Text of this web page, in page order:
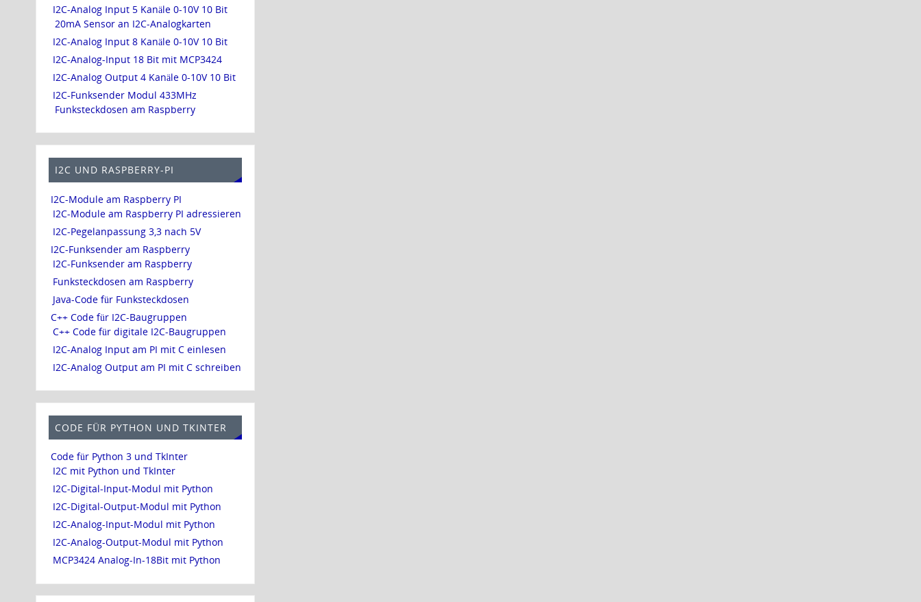
I2C-Analog Input 5 Kanäle 0-10V 10 Bit
20mA Sensor an I2C-Analogkarten
I2C-Analog Input 8 Kanäle 0-10V 10 Bit
I2C-Analog-Input 18 Bit mit MCP3424
I2C-Analog Output 4 Kanäle 0-10V 10 Bit
I2C-Funksender Modul 433MHz
Funksteckdosen am Raspberry
I2C UND RASPBERRY-PI
I2C-Module am Raspberry PI
I2C-Module am Raspberry PI adressieren
I2C-Pegelanpassung 3,3 nach 5V
I2C-Funksender am Raspberry
I2C-Funksender am Raspberry
Funksteckdosen am Raspberry
Java-Code für Funksteckdosen
C++ Code für I2C-Baugruppen
C++ Code für digitale I2C-Baugruppen
I2C-Analog Input am PI mit C einlesen
I2C-Analog Output am PI mit C schreiben
CODE FÜR PYTHON UND TKINTER
Code für Python 3 und TkInter
I2C mit Python und TkInter
I2C-Digital-Input-Modul mit Python
I2C-Digital-Output-Modul mit Python
I2C-Analog-Input-Modul mit Python
I2C-Analog-Output-Modul mit Python
MCP3424 Analog-In-18Bit mit Python